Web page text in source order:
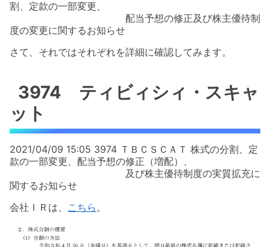
割、定款の一部変更、
配当予想の修正及び株主優待制
度の変更に関するお知らせ
さて、それではそれぞれを詳細に確認してみます。
3974 ティビィシィ・スキャ
ット
2021/04/09 15:05 3974 ＴＢＣＳＣＡＴ 株式の分割、定
款の一部変更、配当予想の修正（増配）、
及び株主優待制度の実質拡充に
関するお知らせ
会社ＩＲは、 こちら。